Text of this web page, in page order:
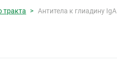
тракта Антитела к глиадину IgA